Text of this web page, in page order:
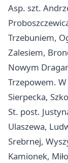
Asp. szt.
Trzebuniem,
Zalesiem,
Nowym
Trzepowem.
Sierpecka,
St. post.
Ulaszewa,
Srebrnej,
Kamionek,